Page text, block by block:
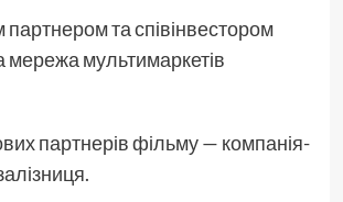
партнером та співінвестором
мережа мультимаркетів
партнерів фільму — компанія-